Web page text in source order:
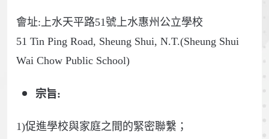
會址:上水天平路51號上水惠州公立學校
51 Tin Ping Road, Sheung Shui, N.T.(Sheung Shui
Wai Chow Public School)
宗旨:
1)促進學校與家庭之間的緊密聯繫；